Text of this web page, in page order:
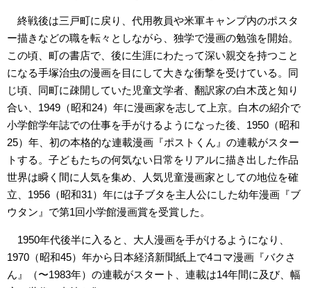
終戦後は三戸町に戻り、代用教員や米軍キャンプ内のポスタ
ー描きなどの職を転々としながら、独学で漫画の勉強を開始。
この頃、町の書店で、後に生涯にわたって深い親交を持つこと
になる手塚治虫の漫画を目にして大きな衝撃を受けている。同
じ頃、同町に疎開していた児童文学者、翻訳家の白木茂と知り
合い、1949（昭和24）年に漫画家を志して上京。白木の紹介で
小学館学年誌での仕事を手がけるようになった後、1950（昭和
25）年、初の本格的な連載漫画『ポストくん』の連載がスター
トする。子どもたちの何気ない日常をリアルに描き出した作品
世界は瞬く間に人気を集め、人気児童漫画家としての地位を確
立、1956（昭和31）年には子ブタを主人公にした幼年漫画『ブ
ウタン』で第1回小学館漫画賞を受賞した。
1950年代後半に入ると、大人漫画を手がけるようになり、
1970（昭和45）年から日本経済新聞紙上で4コマ漫画『バクさ
ん』（〜1983年）の連載がスタート、連載は14年間に及び、幅